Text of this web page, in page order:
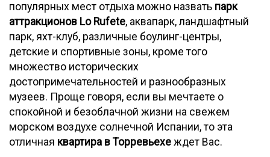
популярных мест отдыха можно назвать парк
аттракционов Lo Rufete, аквапарк, ландшафтный
парк, яхт-клуб, различные боулинг-центры,
детские и спортивные зоны, кроме того
множество исторических
достопримечательностей и разнообразных
музеев. Проще говоря, если вы мечтаете о
спокойной и безоблачной жизни на свежем
морском воздухе солнечной Испании, то эта
отличная квартира в Торревьехе ждет Вас.